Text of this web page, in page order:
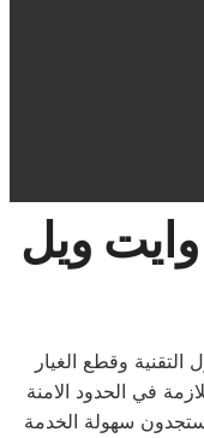
ويل
وقطع الغيار
في الحدود الامنة
ستجدون سهولة الخدمة